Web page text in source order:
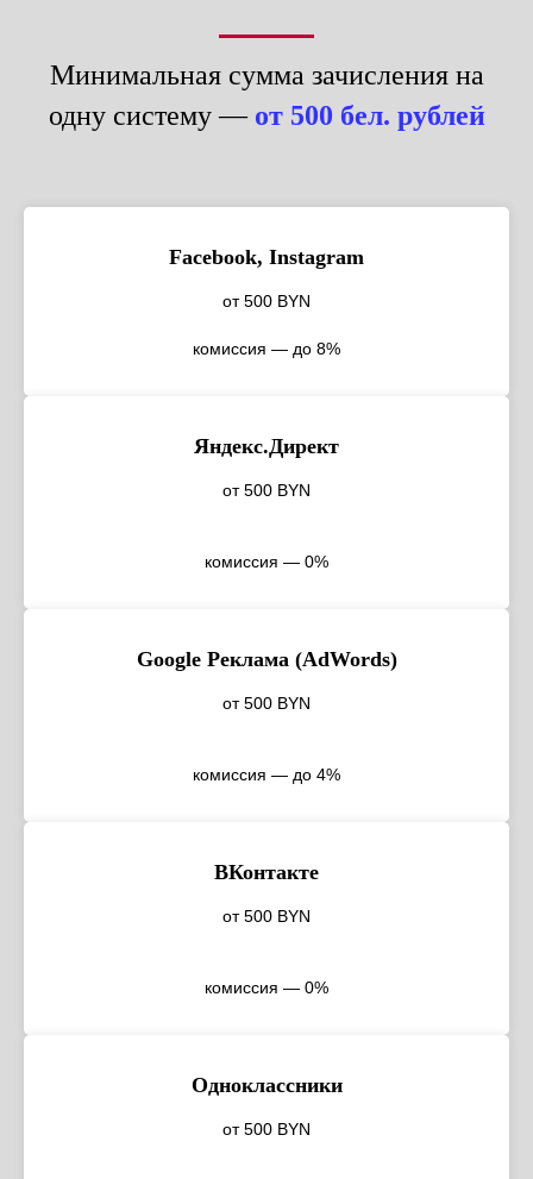
Минимальная сумма зачисления на
одну систему — от 500 бел. рублей
Facebook, Instagram
от 500 BYN
комиссия — до 8%
Яндекс.Директ
от 500 BYN
комиссия — 0%
Google Реклама (AdWords)
от 500 BYN
комиссия — до 4%
ВКонтакте
от 500 BYN
комиссия — 0%
Одноклассники
от 500 BYN